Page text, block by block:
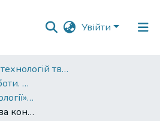
Увійти
Факультет технологій тваринництва та продовольства
Кваліфікаційні роботи. Факультет технологій тваринництва та продовольства
181 «Харчові технології» - Бакалаври 2023-2024
Проект будівництва консервного цеху потужністю 46 туб/зм з виробництва м’ясних тушкованих консервів